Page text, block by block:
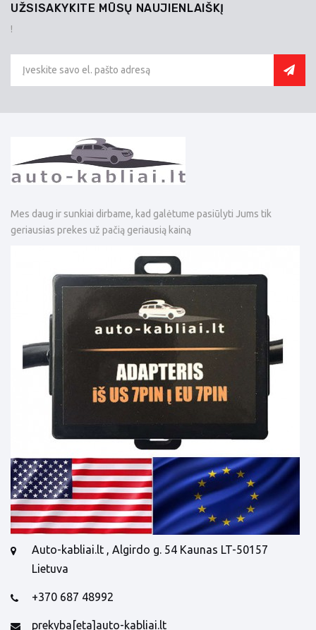
UŽSISAKYKITE MŪSŲ NAUJIENLAIŠKĮ
!
Mes daug ir sunkiai dirbame, kad galėtume pasiūlyti Jums tik
geriausias prekes už pačią geriausią kainą
Auto-kabliai.lt , Algirdo g. 54 Kaunas LT-50157
Lietuva
+370 687 48992
prekyba[eta]auto-kabliai.lt